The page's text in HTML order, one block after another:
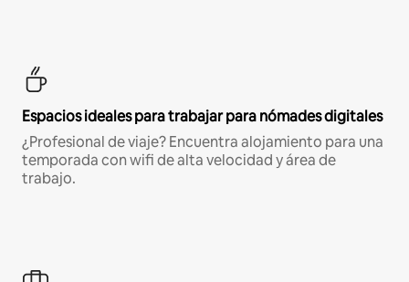
Espacios ideales para trabajar para nómades digitales
¿Profesional de viaje? Encuentra alojamiento para una
temporada con wifi de alta velocidad y área de
trabajo.